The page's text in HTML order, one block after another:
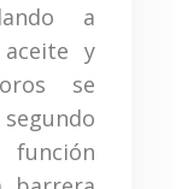
a
y
se